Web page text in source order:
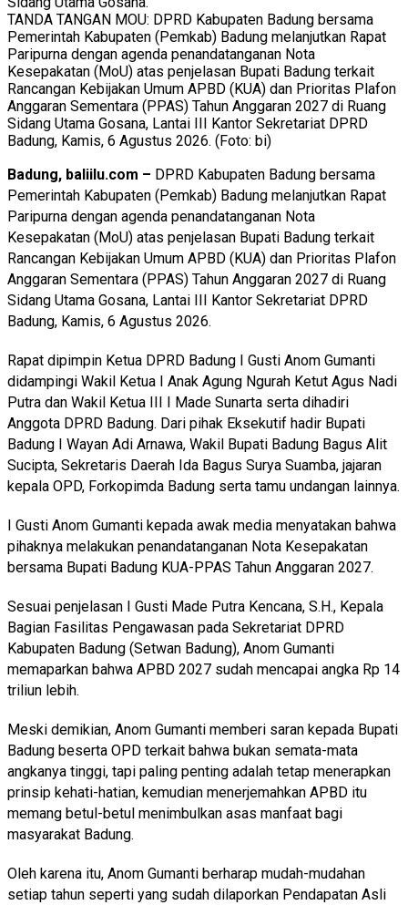
TANDA TANGAN MOU: DPRD Kabupaten Badung bersama
Pemerintah Kabupaten (Pemkab) Badung melanjutkan Rapat
Paripurna dengan agenda penandatanganan Nota
Kesepakatan (MoU) atas penjelasan Bupati Badung terkait
Rancangan Kebijakan Umum APBD (KUA) dan Prioritas Plafon
Anggaran Sementara (PPAS) Tahun Anggaran 2027 di Ruang
Sidang Utama Gosana, Lantai III Kantor Sekretariat DPRD
Badung, Kamis, 6 Agustus 2026. (Foto: bi)
Badung, baliilu.com – DPRD Kabupaten Badung bersama
Pemerintah Kabupaten (Pemkab) Badung melanjutkan Rapat
Paripurna dengan agenda penandatanganan Nota
Kesepakatan (MoU) atas penjelasan Bupati Badung terkait
Rancangan Kebijakan Umum APBD (KUA) dan Prioritas Plafon
Anggaran Sementara (PPAS) Tahun Anggaran 2027 di Ruang
Sidang Utama Gosana, Lantai III Kantor Sekretariat DPRD
Badung, Kamis, 6 Agustus 2026.
Rapat dipimpin Ketua DPRD Badung I Gusti Anom Gumanti
didampingi Wakil Ketua I Anak Agung Ngurah Ketut Agus Nadi
Putra dan Wakil Ketua III I Made Sunarta serta dihadiri
Anggota DPRD Badung. Dari pihak Eksekutif hadir Bupati
Badung I Wayan Adi Arnawa, Wakil Bupati Badung Bagus Alit
Sucipta, Sekretaris Daerah Ida Bagus Surya Suamba, jajaran
kepala OPD, Forkopimda Badung serta tamu undangan lainnya.
I Gusti Anom Gumanti kepada awak media menyatakan bahwa
pihaknya melakukan penandatanganan Nota Kesepakatan
bersama Bupati Badung KUA-PPAS Tahun Anggaran 2027.
Sesuai penjelasan I Gusti Made Putra Kencana, S.H., Kepala
Bagian Fasilitas Pengawasan pada Sekretariat DPRD
Kabupaten Badung (Setwan Badung), Anom Gumanti
memaparkan bahwa APBD 2027 sudah mencapai angka Rp 14
triliun lebih.
Meski demikian, Anom Gumanti memberi saran kepada Bupati
Badung beserta OPD terkait bahwa bukan semata-mata
angkanya tinggi, tapi paling penting adalah tetap menerapkan
prinsip kehati-hatian, kemudian menerjemahkan APBD itu
memang betul-betul menimbulkan asas manfaat bagi
masyarakat Badung.
Oleh karena itu, Anom Gumanti berharap mudah-mudahan
setiap tahun seperti yang sudah dilaporkan Pendapatan Asli